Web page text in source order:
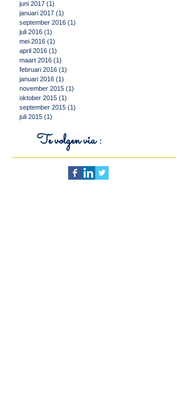
september 2017
juli 2017 (1) 1 post
juni 2017 (1)1 post
januari 2017
september 2016
juli 2016 (1)1 post
mei 2016 (1)1 post
april 2016 (1) 1 post
maart 2016
(1)1 post
februari 2016 (1)1 post
januari 2016 (1)1 post
november 2015 (1)1 post
oktober 2015
juli 2015 (1)1 post
Te volgen via :